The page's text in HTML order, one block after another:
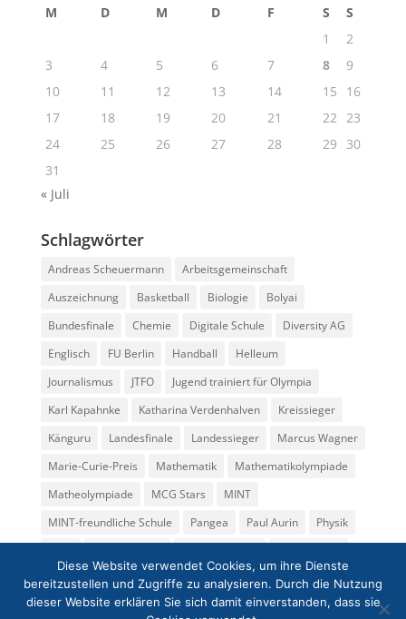
M D M D F S
S
1
2
3
4 5 6 7 8
9
10
11 12 13 14 15
16
17
18 19 20 21 22 23
24
25 26 27 28 29
30
31
« Juli
Schlagwörter
Andreas Scheuermann
Arbeitsgemeinschaft
Auszeichnung
Basketball Biologie
Bolyai
Bundesfinale
Chemie Digitale Schule
Diversity AG
Englisch
FU Berlin Handball
Helleum
Journalismus
JTFO
Jugend trainiert für Olympia
Karl Kapahnke
Katharina Verdenhalven
Kreissieger
Känguru
Landesfinale Landessieger
Marcus Wagner
Marie-Curie-Preis
Mathematik
Mathematikolympiade
Matheolympiade
MCG Stars
MINT
MINT-freundliche Schule
Pangea Paul Aurin
Physik
Spende
Sport Tatjana Grübler
Theater
Thomas Meinecke
Volleyball Wettbewerb
Diese Website verwendet Cookies, um ihre Dienste
bereitzustellen und Zugriffe zu analysieren. Durch die Nutzung
dieser Website erklären Sie sich damit einverstanden, dass sie